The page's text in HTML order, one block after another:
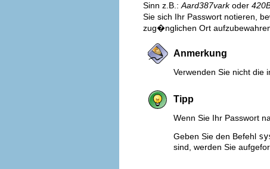
Sinn z.B.: Aard387varkoder
Sie sich Ihr Passwort notieren,
zug�nglichen Ort
Anmerkung
Verwenden Sie nicht
Tipp
Wenn Sie Ihr Passwort
Geben Sie den Befehl
sind, werden Sie